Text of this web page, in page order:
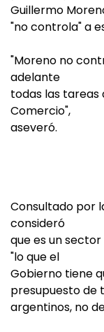
Guillermo
"no controla" a
"Moreno no
adelante
todas las tareas
Comercio",
aseveró.
Consultado por
consideró
que es un
"lo que el
Gobierno tiene
presupuesto de
argentinos, no